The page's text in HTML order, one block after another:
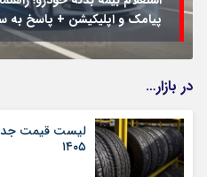
پیامک و اپلیکیشن + پاسخ به
در بازار…
لیست قیمت
۱۴۰۵